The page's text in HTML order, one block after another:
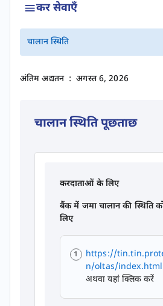
कर सेवाएँ
चालान स्थिति
अंतिम अद्यतन : अगस्त 6, 2026
चालान स्थिति पूछताछ
करदाताओं के लिए
बैंक में जमा चालान की स्थिति
लिए
https://
n/oltas/index.html
अथवा यहां क्लिक करें